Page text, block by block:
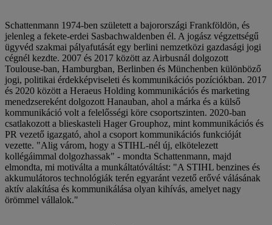
Schattenmann 1974-ben született a bajorországi Frankföldön, és
jelenleg a fekete-erdei Sasbachwaldenben él. A jogász végzettségű
ügyvéd szakmai pályafutását egy berlini nemzetközi gazdasági jogi
cégnél kezdte. 2007 és 2017 között az Airbusnál dolgozott
Toulouse-ban, Hamburgban, Berlinben és Münchenben különböző
jogi, politikai érdekképviseleti és kommunikációs pozíciókban. 2017
és 2020 között a Heraeus Holding kommunikációs és marketing
menedzsereként dolgozott Hanauban, ahol a márka és a külső
kommunikáció volt a felelősségi köre csoportszinten. 2020-ban
csatlakozott a blieskasteli Hager Grouphoz, mint kommunikációs és
PR vezető igazgató, ahol a csoport kommunikációs funkcióját
vezette. "Alig várom, hogy a STIHL-nél új, elkötelezett
kollégáimmal dolgozhassak" - mondta Schattenmann, majd
elmondta, mi motiválta a munkáltatóváltást: "A STIHL benzines és
akkumulátoros technológiák terén egyaránt vezető erővé válásának
aktív alakítása és kommunikálása olyan kihívás, amelyet nagy
örömmel vállalok."